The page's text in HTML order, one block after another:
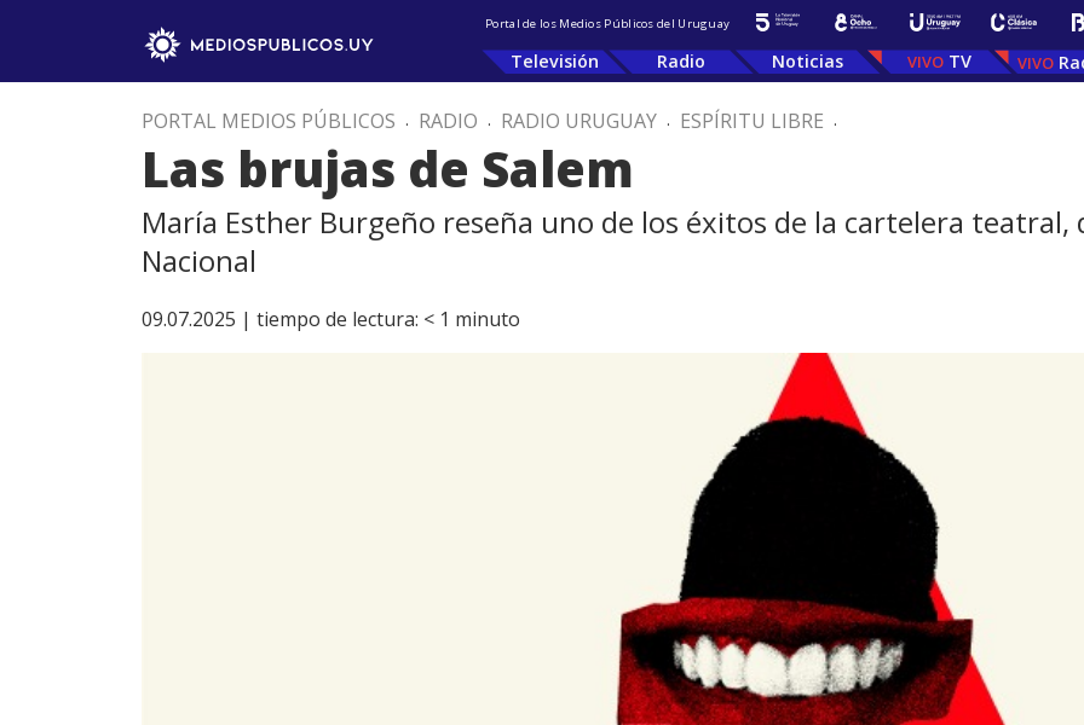
Portal de los Medios Públicos del Uruguay
Televisión Radio Noticias TV
PORTAL MEDIOS PÚBLICOS . RADIO . RADIO URUGUAY . ESPÍRITU LIBRE .
Las brujas de Salem
María Esther Burgeño reseña uno de los éxitos de la cartelera teatral,
Nacional
09.07.2025 | tiempo de lectura: < 1 minuto